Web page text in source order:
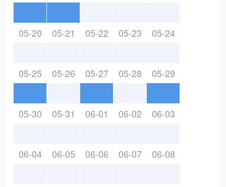
05-20 05-21 05-22 05-23 05-24
05-25 05-26 05-27 05-28 05-29
05-30 05-31 06-01 06-02 06-03
06-04 06-05 06-06 06-07 06-08